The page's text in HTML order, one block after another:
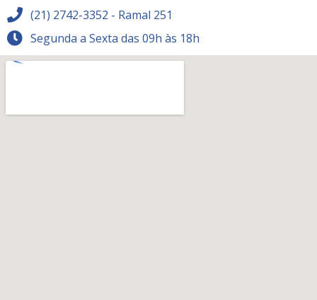
(21) 2742-3352 - Ramal 251
Segunda a Sexta das 09h às 18h